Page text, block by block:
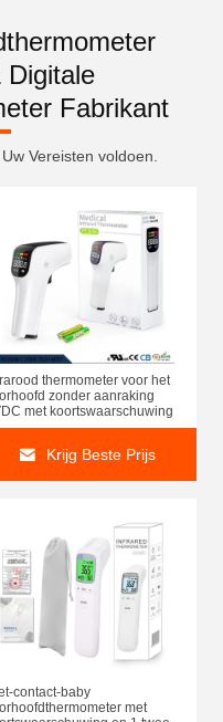
Digitale
Fabrikant
Vereisten voldoen.
thermometer voor het
zonder aanraking
met koortswaarschuwing
Krijg Beste Prijs
contact-baby
met